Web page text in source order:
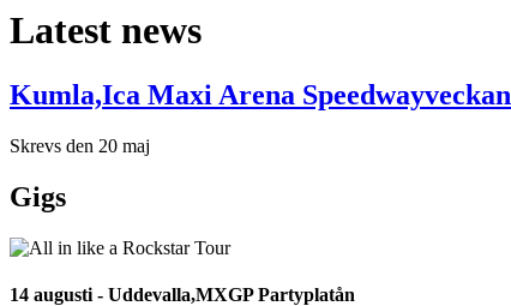
Latest news
Kumla,Ica Maxi Arena Speedwayveckan
Skrevs den 20 maj
Gigs
14 augusti - Uddevalla,MXGP Partyplatån